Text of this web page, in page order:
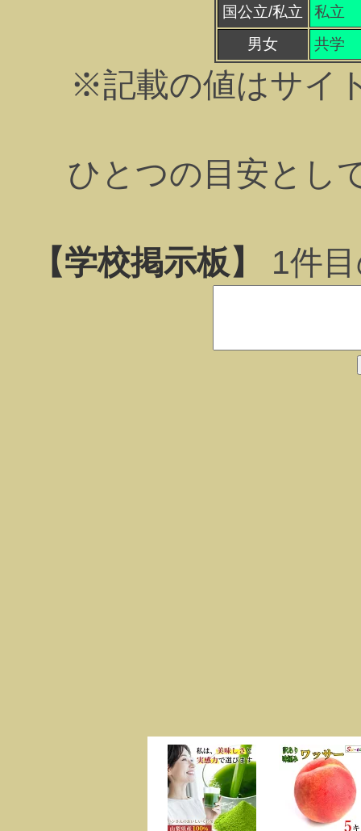
国公立/私立
私立
男女
共学
※記載の値はサイ
ひとつの目安とし
【学校掲示板】 1件